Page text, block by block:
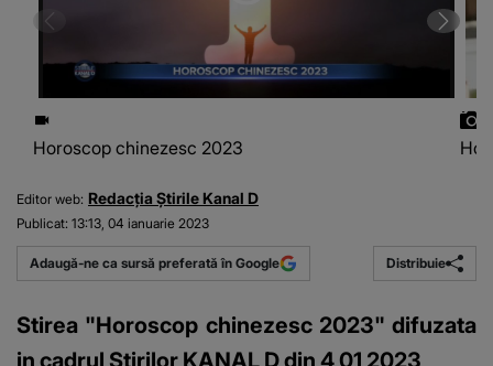
Horoscop chinezesc 2023
Editor web: Redacția Știrile Kanal D
Publicat: 13:13, 04 ianuarie 2023
Adaugă-ne ca sursă preferată în Google Distribuie
Stirea "Horoscop chinezesc 2023" difuzata
in cadrul Stirilor KANAL D din 4 01 2023